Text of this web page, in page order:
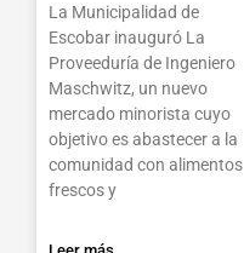
La Municipalidad de
Escobar inauguró La
Proveeduría de Ingeniero
Maschwitz, un nuevo
mercado minorista cuyo
objetivo es abastecer a la
comunidad con alimentos
frescos y